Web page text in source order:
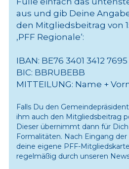
aus und gib Deine
den Mitgliedsbeitrag von
‚PFF Regionale‘:
IBAN: BE76 3401 3412 7695
BIC: BBRUBEBB
MITTEILUNG: Name +
Falls Du den
ihm auch den Mitgliedsbeitrag
Dieser übernimmt dann für
Formalitäten. Nach Eingang
deine eigene PFF-
regelmäßig durch unseren